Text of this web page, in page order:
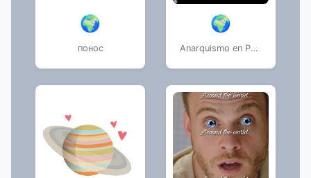
🌍
понос
🌍
Anarquismo en PDF